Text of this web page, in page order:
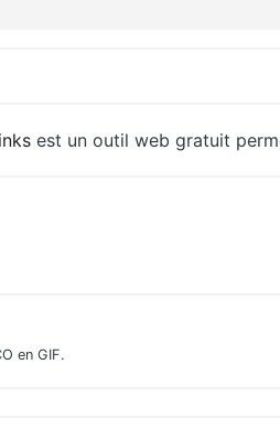
est un outil web gratuit
en GIF.